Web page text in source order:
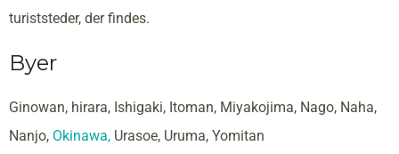
turiststeder, der findes.
Byer
Ginowan, hirara, Ishigaki, Itoman, Miyakojima, Nago, Naha,
Nanjo, Okinawa, Urasoe, Uruma, Yomitan